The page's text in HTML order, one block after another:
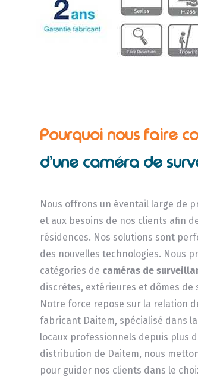
Pourquoi nous faire
d’une caméra de
Nous offrons un éventail large de
et aux besoins de nos clients afin
résidences. Nos solutions sont
des nouvelles technologies. Nous
catégories de caméras de
discrètes, extérieures et dômes de
Notre force repose sur la relation
fabricant Daitem, spécialisé dans
locaux professionnels depuis plus
distribution de Daitem, nous
pour guider nos clients dans le